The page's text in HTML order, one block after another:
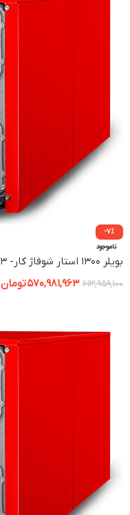
-7%
ناموجود
بویلر ۱۳۰۰ استار شوفاژ کار- ۱۳ پره
613,959,100
570,981,963تومان